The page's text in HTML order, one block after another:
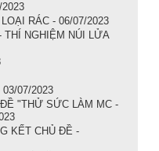
RÁC - 06/07/2023
THÍ NGHIỆM NÚI LỬA
07/2023
"THỬ SỨC LÀM MC -
KẾT CHỦ ĐỀ -